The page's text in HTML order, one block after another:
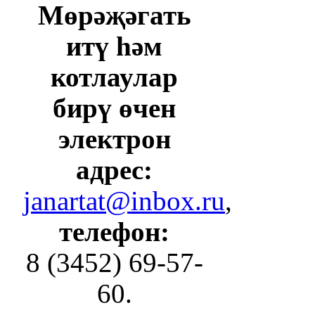
Мөрәҗәгать
итү һәм
котлаулар
бирү өчен
электрон
адрес:
janartat@inbox.ru,
телефон:
8 (3452) 69-57-
60.